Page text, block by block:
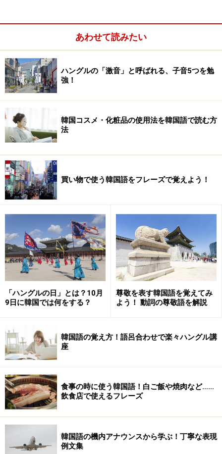
Q：いままでどのように勉強してきましたか？
一週間に一度、スクールに通い、NHKラジオ講座の入門
編を並行して勉強しました。ラジオ講座は一回の時間は
20分と短いですが、週４回勉強できるので、とても為に
なります。
もちろんドラマも勉強に取り入れています。「使える
な」 と思ったセリフはメモをします。難しいとハングル
では書けないので、まずカタカナで書き取って、後で辞
書を引きます。日本語字幕は写しておいた方が、後で助
けになりますね。スペルが合っているかは、スクールに
ます。長くて複雑な文章は、欲を出さないようにしてい
ます。
また、その俳優さんが、しゃべった瞬間、それと同じス
ピードで話せるように言ってみます。そうすれば、日常
会話のスピードについていけるのでは、と思っていま
す。
教科書の例文を聴くというよりは、ドラマのセリフを言
えた方が実践的には役に立つかな、と。ドラマの中で
も、時代劇は難しいですね。自分が会社員なので、会社
が舞台のドラマがよく使えるセリフが多く出てくる気が
します。
最近はじめたのですが、日記を書くのも勉強になります
ね。私は書くことが苦手なので、せめて日記で書く練習
をしようと思います。単語の羅列でも良いので。こうい
あわせて読みたい
ハングルの「激音」と呼ばれる、子音5つを勉
強！
韓国コスメ・化粧品の使用法を韓国語で読む方
法
買い物で使う韓国語をフレーズで覚えよう！
「ハングルの日」とは？10月
9日に韓国では何をする？
尊敬を表す韓国語を覚えてみ
よう！ 動詞の尊敬語を解説
韓国語の覚え方！語呂合わせで楽々ハングル講
座
食事の時に使う韓国語！白ご飯や焼肉など……
飲食店で使えるフレーズ
韓国語の機内アナウンスから学ぶ！丁寧な表現
例文集